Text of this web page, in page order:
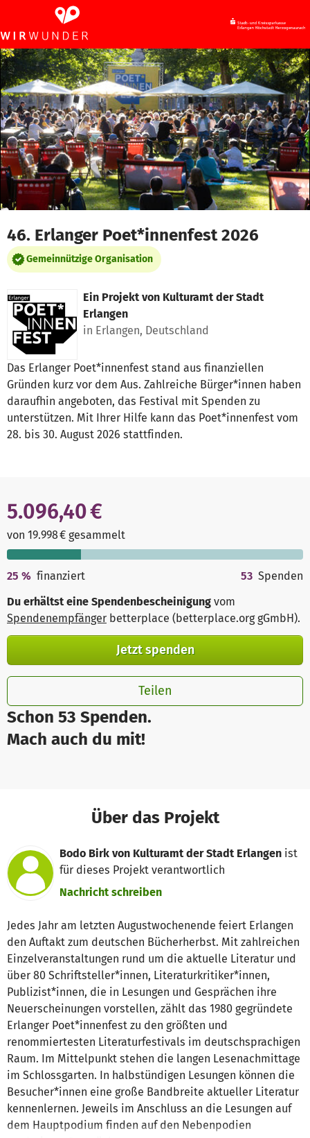
Zum Hauptinhalt springen
Erklärung zur Barrierefreiheit anzeigen
46. Erlanger Poet*innenfest 2026
Gemeinnützige Organisation
Ein Projekt von Kulturamt der Stadt
Erlangen
in Erlangen, Deutschland
Das Erlanger Poet*innenfest stand aus finanziellen
Gründen kurz vor dem Aus. Zahlreiche Bürger*innen haben
daraufhin angeboten, das Festival mit Spenden zu
unterstützen. Mit Ihrer Hilfe kann das Poet*innenfest vom
28. bis 30. August 2026 stattfinden.
Schon 53 Spenden.
Mach auch du mit!
5.096,40 €
von 19.998 € gesammelt
25 % finanziert 53 Spenden
Du erhältst eine Spendenbescheinigung vom
Spendenempfänger betterplace (betterplace.org gGmbH).
Jetzt spenden
Teilen
Über das Projekt
Bodo Birk von Kulturamt der Stadt Erlangen ist
für dieses Projekt verantwortlich
Nachricht schreiben
Jedes Jahr am letzten Augustwochenende feiert Erlangen
den Auftakt zum deutschen Bücherherbst. Mit zahlreichen
Einzelveranstaltungen rund um die aktuelle Literatur und
über 80 Schriftsteller*innen, Literaturkritiker*innen,
Publizist*innen, die in Lesungen und Gesprächen ihre
Neuerscheinungen vorstellen, zählt das 1980 gegründete
Erlanger Poet*innenfest zu den größten und
renommiertesten Literaturfestivals im deutschsprachigen
Raum. Im Mittelpunkt stehen die langen Lesenachmittage
im Schlossgarten. In halbstündigen Lesungen können die
Besucher*innen eine große Bandbreite aktueller Literatur
kennenlernen. Jeweils im Anschluss an die Lesungen auf
dem Hauptpodium finden auf den Nebenpodien